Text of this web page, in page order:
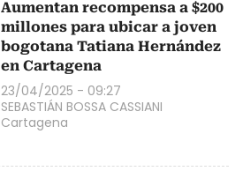
Aumentan recompensa a $200
millones para ubicar a joven
bogotana Tatiana Hernández
en Cartagena
23/04/2025 - 09:27
SEBASTIÁN BOSSA CASSIANI
Cartagena